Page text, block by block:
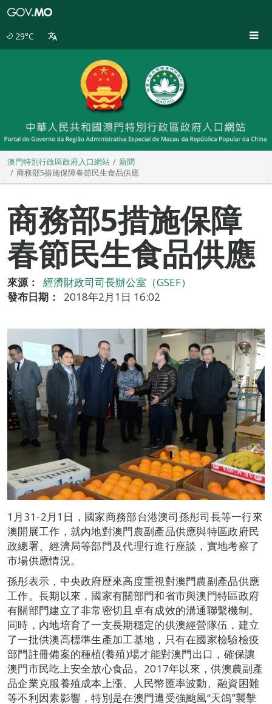
29°C
澳門特別行政區政府入口網站
新聞
商務部5措施保障春節民生食品供應
商務部5措施保障
春節民生食品供應
來源：
經濟財政司司長辦公室（GSEF）
發布日期：
2018年2月1日 16:02
1月31-2月1日，國家商務部台港澳司孫彤司長等一行來
澳開展工作，就內地對澳門農副產品供應與特區政府民
政總署、經濟局等部門及代理行進行座談，實地考察了
市場供應情況。
孫彤表示，中央政府歷來高度重視對澳門農副產品供應
工作。長期以來，國家有關部門和省市與澳門特區政府
有關部門建立了非常密切且卓有成效的溝通聯繫機制。
同時，內地培育了一支長期穩定的供澳經營隊伍，建立
了一批供澳高標準生產加工基地，只有在國家檢驗檢疫
部門註冊備案的種植(養殖)場才能對澳門出口，確保讓
澳門市民吃上安全放心食品。2017年以來，供澳農副產
品企業克服養殖成本上漲、人民幣匯率波動、融資困難
等不利因素影響，特別是在澳門遭受強颱風“天鴿”襲擊